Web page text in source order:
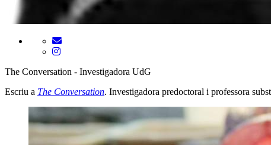
The Conversation - Investigadora UdG
Escriu a The Conversation. Investigadora predoctoral i professora